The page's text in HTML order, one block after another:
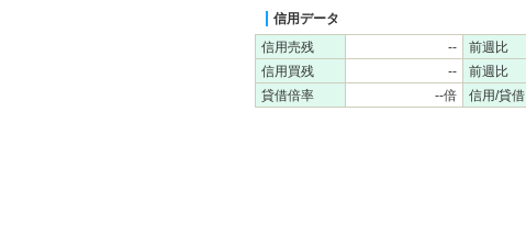
信用データ
信用売残
-- 前週比
信用買残
-- 前週比
貸借倍率
--倍 信用/貸借